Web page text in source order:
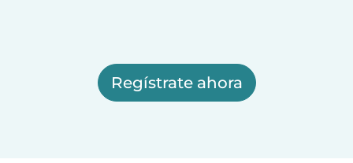
Regístrate ahora